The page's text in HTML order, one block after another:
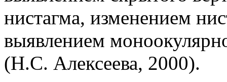
нистагма, изменением
выявлением
(Н.С. Алексеева, 2000).